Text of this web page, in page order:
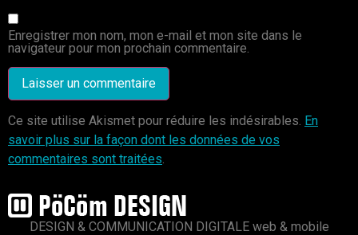
Enregistrer mon nom, mon e-mail et mon site dans le
navigateur pour mon prochain commentaire.
Ce site utilise Akismet pour réduire les indésirables. En
savoir plus sur la façon dont les données de vos
commentaires sont traitées.
DESIGN & COMMUNICATION DIGITALE web & mobile